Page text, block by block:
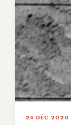
24 DÉC 2020